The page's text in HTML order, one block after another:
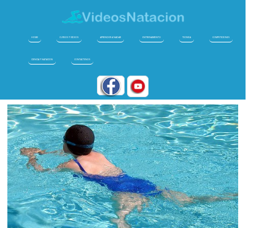
HOME CURSOS Y VIDEOS APRENDER A NADAR ENTRENAMIENTO TECNICA COMPETICIONES
CIENCIA Y NATACION CONTACTENOS